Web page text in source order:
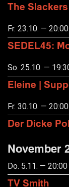
The
Fr. 23.10. — 20:00
SEDEL45:
So. 25.10. —
Eleine |
Fr. 30.10. — 20:00
Der Dicke
November
Do. 5.11. — 20:00
TV Smith